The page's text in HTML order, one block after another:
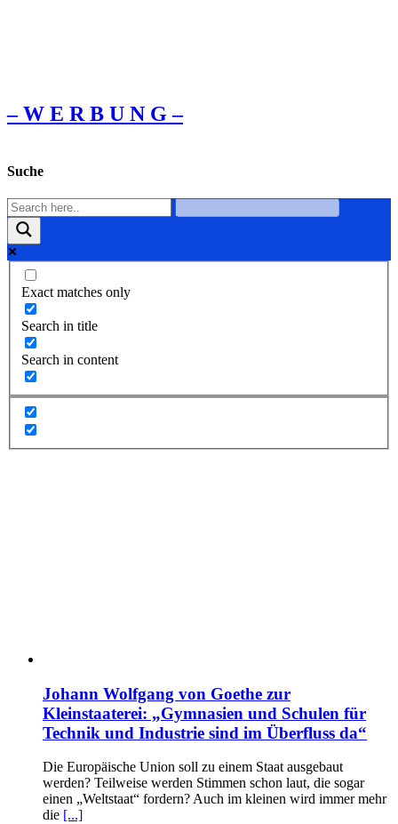
– W Ε R Β U Ν G –
Suche
Exact matches only
Search in title
Search in content
Johann Wolfgang von Goethe zur
Kleinstaaterei: „Gymnasien und Schulen für
Technik und Industrie sind im Überfluss da“
Die Europäische Union soll zu einem Staat ausgebaut
werden? Teilweise werden Stimmen schon laut, die sogar
einen „Weltstaat“ fordern? Auch im kleinen wird immer mehr
die [...]